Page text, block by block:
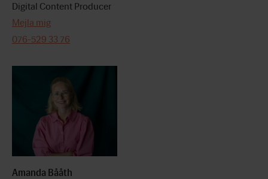
Digital Content Producer
Mejla mig
076-529 33 76
Amanda Bååth